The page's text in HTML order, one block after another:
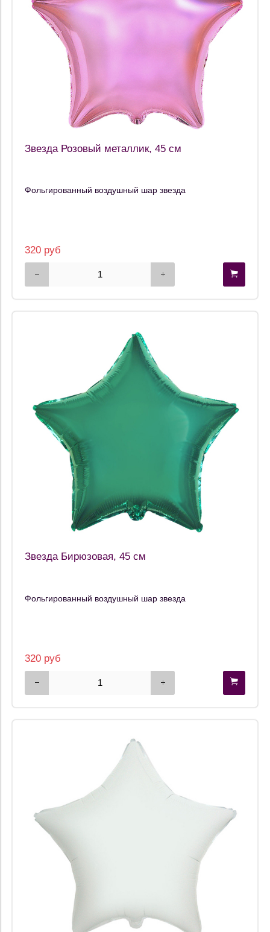
Звезда Розовый металлик, 45 см
Фольгированный воздушный шар звезда
320 руб
Звезда Бирюзовая, 45 см
Фольгированный воздушный шар звезда
320 руб